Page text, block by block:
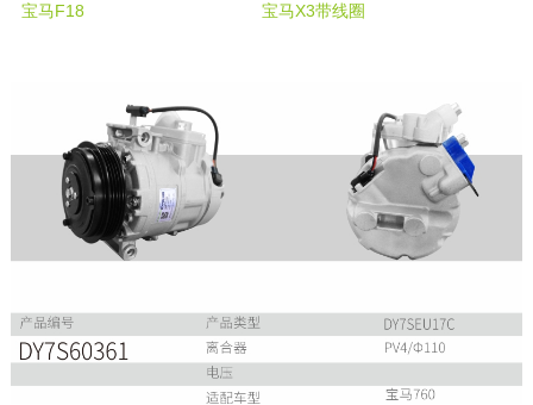
宝马F18
宝马X3带线圈